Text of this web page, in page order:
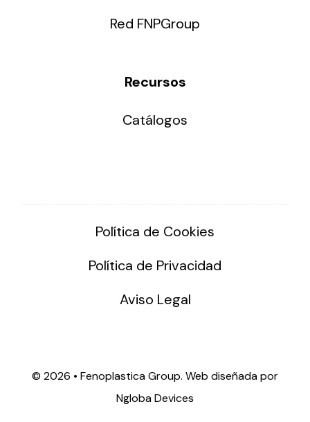
Red FNPGroup
Recursos
Catálogos
Política de Cookies
Política de Privacidad
Aviso Legal
© 2026 • Fenoplastica Group. Web diseñada por
Ngloba Devices